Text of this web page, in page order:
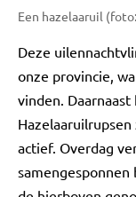
Een hazelaaruil
Deze
onze provincie,
vinden.
actief. Overdag
samengesponnen